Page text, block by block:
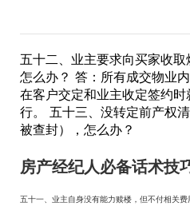
五十二、业主要求向买家收取
怎么办？ 答：所有成交物业
在客户交定和业主收定签约
行。 五十三、没转定前产权
被查封），怎么办？
房产经纪人必备话术技
五十一、业主自身没有能力赎楼，但不付相关费